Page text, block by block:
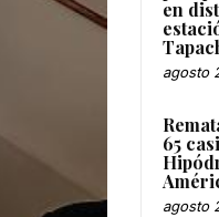
en
agosto
65
agosto